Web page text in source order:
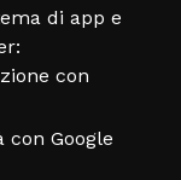
di app e
con
con Google